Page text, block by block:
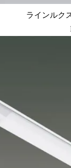
ラインルク